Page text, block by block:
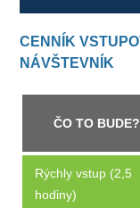
CENNÍK
NÁVŠTEVNÍK
ČO TO BUDE?
Rýchly vstup (2,5
hodiny)